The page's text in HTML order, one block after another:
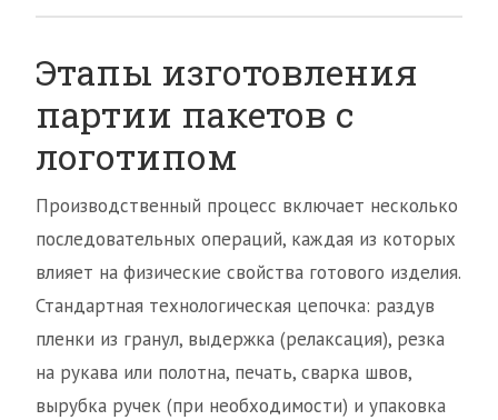
Этапы изготовления
партии пакетов с
логотипом
Производственный процесс включает несколько
последовательных операций, каждая из которых
влияет на физические свойства готового изделия.
Стандартная технологическая цепочка: раздув
пленки из гранул, выдержка (релаксация), резка
на рукава или полотна, печать, сварка швов,
вырубка ручек (при необходимости) и упаковка